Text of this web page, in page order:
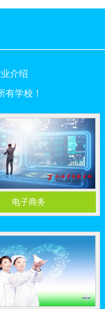
是1995年2月经吉安
校”，也···
公布的校区有两
28号（安义···
要求如下：1. 学历
3年以上···
备案信息，江西长江
共11个，···
市月湖区新城纬三
月湖新城···
介绍
有学校！
电子商务